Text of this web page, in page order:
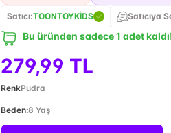
Satıcı:TOONTOYKİDS Satıcıya
Bu üründen sadece 1 adet
279,99 TL
RenkPudra
Beden:8 Yaş